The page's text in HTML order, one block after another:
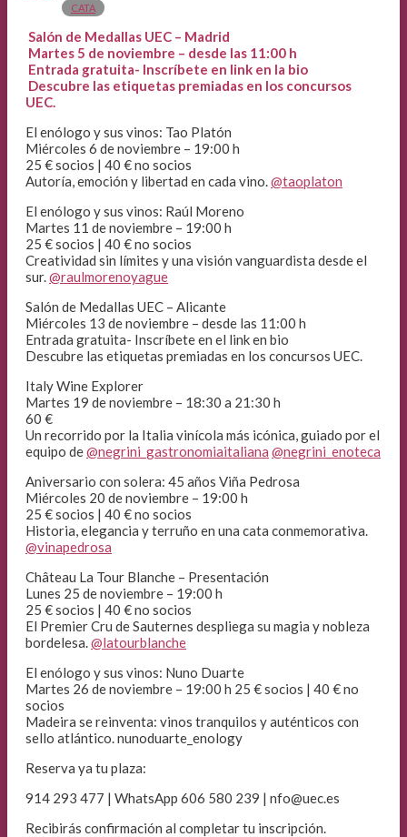
CATA
Salón de Medallas UEC – Madrid
Martes 5 de noviembre – desde las 11:00 h
Entrada gratuita- Inscríbete en link en la bio
Descubre las etiquetas premiadas en los concursos
UEC.
El enólogo y sus vinos: Tao Platón
Miércoles 6 de noviembre – 19:00 h
25 € socios | 40 € no socios
Autoría, emoción y libertad en cada vino.@taoplaton
El enólogo y sus vinos: Raúl Moreno
Martes 11 de noviembre – 19:00 h
25 € socios | 40 € no socios
Creatividad sin límites y una visión vanguardista desde el
sur.@raulmorenoyague
Salón de Medallas UEC – Alicante
Miércoles 13 de noviembre – desde las 11:00 h
Entrada gratuita- Inscríbete en el link en bio
Descubre las etiquetas premiadas en los concursos UEC.
Italy Wine Explorer
Martes 19 de noviembre – 18:30 a 21:30 h
60 €
Un recorrido por la Italia vinícola más icónica, guiado por el
equipo de@negrini_gastronomiaitaliana @negrini_enoteca
Aniversario con solera: 45 años Viña Pedrosa
Miércoles 20 de noviembre – 19:00 h
25 € socios | 40 € no socios
Historia, elegancia y terruño en una cata conmemorativa.
@vinapedrosa
Château La Tour Blanche – Presentación
Lunes 25 de noviembre – 19:00 h
25 € socios | 40 € no socios
El Premier Cru de Sauternes despliega su magia y nobleza
bordelesa.@latourblanche
El enólogo y sus vinos: Nuno Duarte
Martes 26 de noviembre – 19:00 h 25 € socios | 40 € no
socios
Madeira se reinventa: vinos tranquilos y auténticos con
sello atlántico. nunoduarte_enology
Reserva ya tu plaza:
914 293 477 | WhatsApp 606 580 239 | nfo@uec.es
Recibirás confirmación al completar tu inscripción.